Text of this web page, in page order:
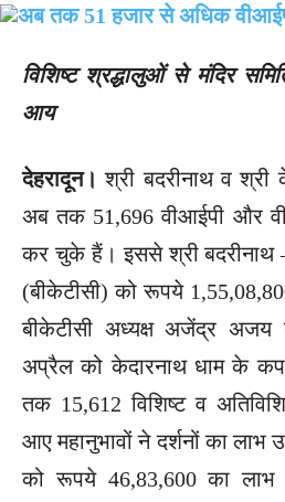
विशिष्ट श्रद्धालुओं से मंदिर
आय
देहरादून। श्री बदरीनाथ व श्री
अब तक 51,696 वीआईपी और
कर चुके हैं। इससे श्री बदरीनाथ
(बीकेटीसी) को रूपये
बीकेटीसी अध्यक्ष अजेंद्र
अप्रैल को केदारनाथ धाम के
तक 15,612 विशिष्ट व
आए महानुभावों ने दर्शनों का लाभ
को रूपये 46,83,600 का